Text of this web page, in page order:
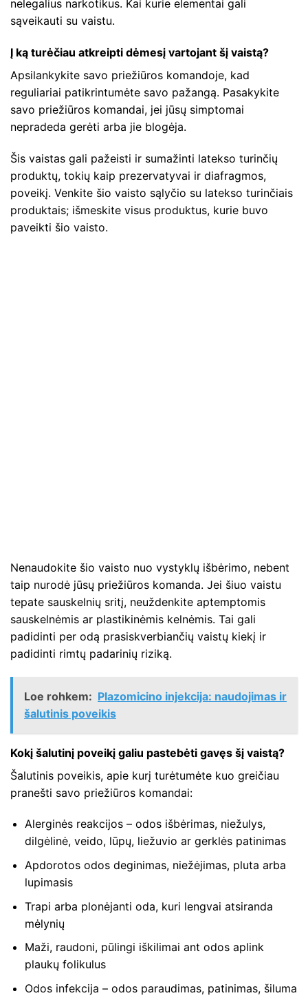
nelegalius narkotikus. Kai kurie elementai gali
sąveikauti su vaistu.
Į ką turėčiau atkreipti dėmesį vartojant šį vaistą?
Apsilankykite savo priežiūros komandoje, kad
reguliariai patikrintumėte savo pažangą. Pasakykite
savo priežiūros komandai, jei jūsų simptomai
nepradeda gerėti arba jie blogėja.
Šis vaistas gali pažeisti ir sumažinti latekso turinčių
produktų, tokių kaip prezervatyvai ir diafragmos,
poveikį. Venkite šio vaisto sąlyčio su latekso turinčiais
produktais; išmeskite visus produktus, kurie buvo
paveikti šio vaisto.
Nenaudokite šio vaisto nuo vystyklų išbėrimo, nebent
taip nurodė jūsų priežiūros komanda. Jei šiuo vaistu
tepate sauskelnių sritį, neuždenkite aptemptomis
sauskelnėmis ar plastikinėmis kelnėmis. Tai gali
padidinti per odą prasiskverbiančių vaistų kiekį ir
padidinti rimtų padarinių riziką.
Loe rohkem: Plazomicino injekcija: naudojimas ir
šalutinis poveikis
Kokį šalutinį poveikį galiu pastebėti gavęs šį vaistą?
Šalutinis poveikis, apie kurį turėtumėte kuo greičiau
pranešti savo priežiūros komandai:
Alerginės reakcijos – odos išbėrimas, niežulys,
dilgėlinė, veido, lūpų, liežuvio ar gerklės patinimas
Apdorotos odos deginimas, niežėjimas, pluta arba
lupimasis
Trapi arba plonėjanti oda, kuri lengvai atsiranda
mėlynių
Maži, raudoni, pūlingi iškilimai ant odos aplink
plaukų folikulus
Odos infekcija – odos paraudimas, patinimas, šiluma